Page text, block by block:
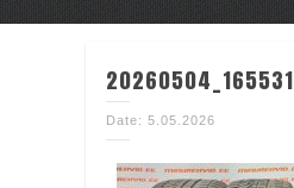
20260504_165531
Date: 5.05.2026